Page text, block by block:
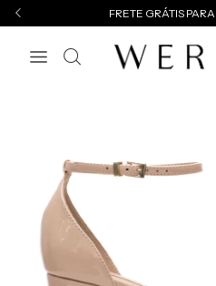
FRETE GRÁTIS